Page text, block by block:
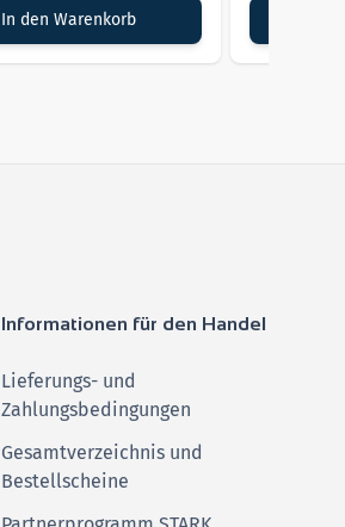
In den Warenkorb
Informationen für den Handel
Lieferungs- und
Zahlungsbedingungen
Gesamtverzeichnis und
Bestellscheine